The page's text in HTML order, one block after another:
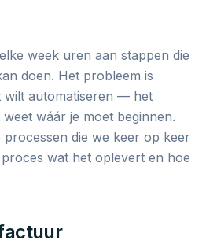
week uren aan stappen die
doen. Het probleem is
wilt automatiseren — het
wáár je moet beginnen.
die we keer op keer
wat het oplevert en hoe